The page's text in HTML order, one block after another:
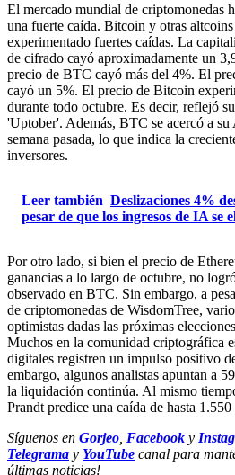
El mercado mundial de criptomonedas
una fuerte caída. Bitcoin y otras
experimentado fuertes caídas. La
de cifrado cayó aproximadamente un
precio de BTC cayó más del 4%. El
cayó un 5%. El precio de Bitcoin
durante todo octubre. Es decir, reflejó
'Uptober'. Además, BTC se acercó a
semana pasada, lo que indica la
inversores.
Leer también Deslizaciones 4%
pesar de que los ingresos de IA se
Por otro lado, si bien el precio de
ganancias a lo largo de octubre, no
observado en BTC. Sin embargo, a
de criptomonedas de WisdomTree,
optimistas dadas las próximas
Muchos en la comunidad criptográfica
digitales registren un impulso positivo
embargo, algunos analistas apuntan a
la liquidación continúa. Al mismo
Prandt predice una caída de hasta
Síguenos en Gorjeo Facebook y
Telegrama y YouTube canal para
últimas noticias!